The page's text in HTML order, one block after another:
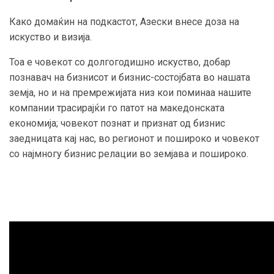
Како домаќин на подкастот, Азески внесе доза на
искуство и визија.
Тоа е човекот со долгогодишно искуство, добар
познавач на бизнисот и бизнис-состојбата во нашата
земја, но и на премрежијата низ кои поминаа нашите
компании трасирајќи го патот на македонската
економија; човекот познат и признат од бизнис
заедницата кај нас, во регионот и пошироко и човекот
со најмногу бизнис релации во земјава и пошироко.